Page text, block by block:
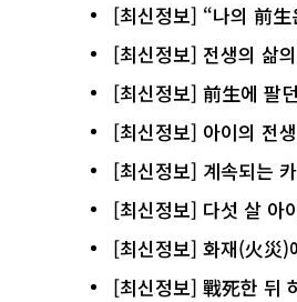
[최신정보] “나의 前
[최신정보] 전생의 삶
[최신정보] 前生에 팔
[최신정보] 아이의 전
[최신정보] 계속되는
[최신정보] 다섯 살 아
[최신정보] 화재(火災)
[최신정보] 戰死한 뒤